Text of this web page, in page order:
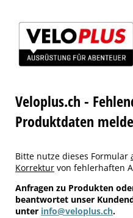
Veloplus.ch -
Produktdaten
Bitte nutze dieses Formular
Korrektur von fehlerhaften
Anfragen zu Produkten
beantwortet unser
unter info@veloplus.ch.